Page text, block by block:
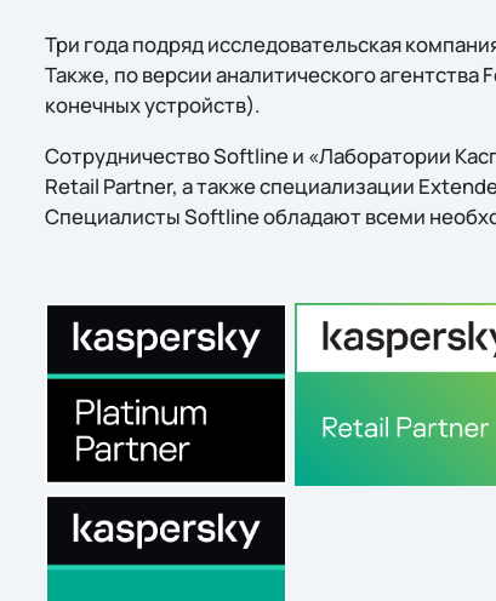
Три года подряд исследовательская
Также, по версии аналитического
конечных устройств).
Сотрудничество Softline и «Лаборатории
Retail Partner, а также специализации
Специалисты Softline обладают всеми